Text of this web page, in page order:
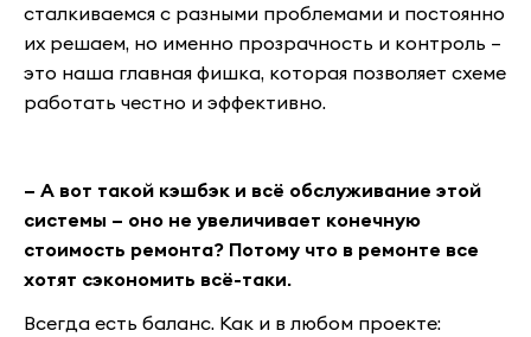
сталкиваемся с разными проблемами и постоянно
их решаем, но именно прозрачность и контроль –
это наша главная фишка, которая позволяет схеме
работать честно и эффективно.
– А вот такой кэшбэк и всё обслуживание этой
системы – оно не увеличивает конечную
стоимость ремонта? Потому что в ремонте все
хотят сэкономить всё-таки.
Всегда есть баланс. Как и в любом проекте: